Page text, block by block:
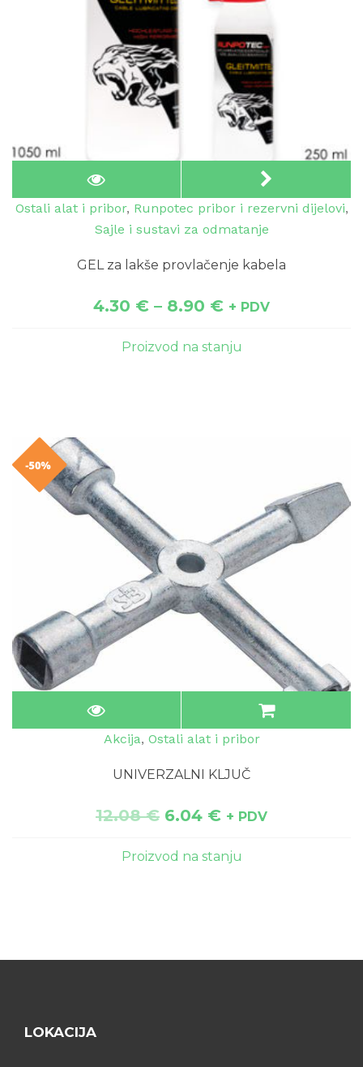
Ostali alat i pribor, Runpotec pribor i rezervni dijelovi,
Sajle i sustavi za odmatanje
GEL za lakše provlačenje kabela
4.30 € – 8.90 € + PDV
Proizvod na stanju
Akcija, Ostali alat i pribor
UNIVERZALNI KLJUČ
12.08€ 6.04 € + PDV
Proizvod na stanju
LOKACIJA